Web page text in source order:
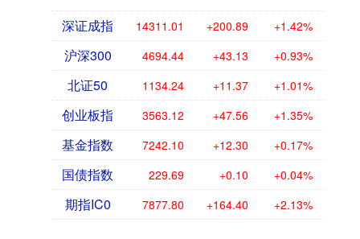
深证成指 14311.01 +200.89 +1.42%
沪深300 4694.44 +43.13 +0.93%
北证50 1134.24 +11.37 +1.01%
创业板指 3563.12 +47.56 +1.35%
基金指数 7242.10 +12.30 +0.17%
国债指数 229.69 +0.10 +0.04%
期指IC0 7877.80 +164.40 +2.13%